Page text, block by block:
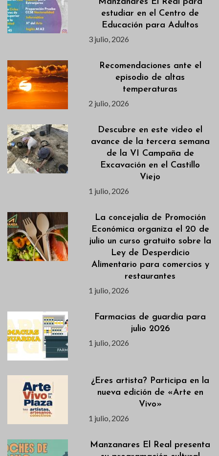
estudiar en el Centro de
Educación para Adultos
3 julio, 2026
Recomendaciones ante el
episodio de altas
temperaturas
2 julio, 2026
Descubre en este vídeo el
avance de la tercera semana
de la VI Campaña de
Excavación en el Castillo
Viejo
1 julio, 2026
La concejalía de Promoción
Económica organiza el 20 de
julio un curso gratuito sobre la
Ley de Desperdicio
Alimentario para comercios y
restaurantes
1 julio, 2026
Farmacias de guardia para
julio 2026
1 julio, 2026
¿Eres artista? Participa en la
nueva edición de «Arte en
Vivo»
1 julio, 2026
Manzanares El Real presenta